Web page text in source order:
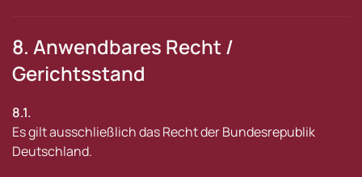
8. Anwendbares Recht /
Gerichtsstand
8.1.
Es gilt ausschließlich das Recht der Bundesrepublik
Deutschland.